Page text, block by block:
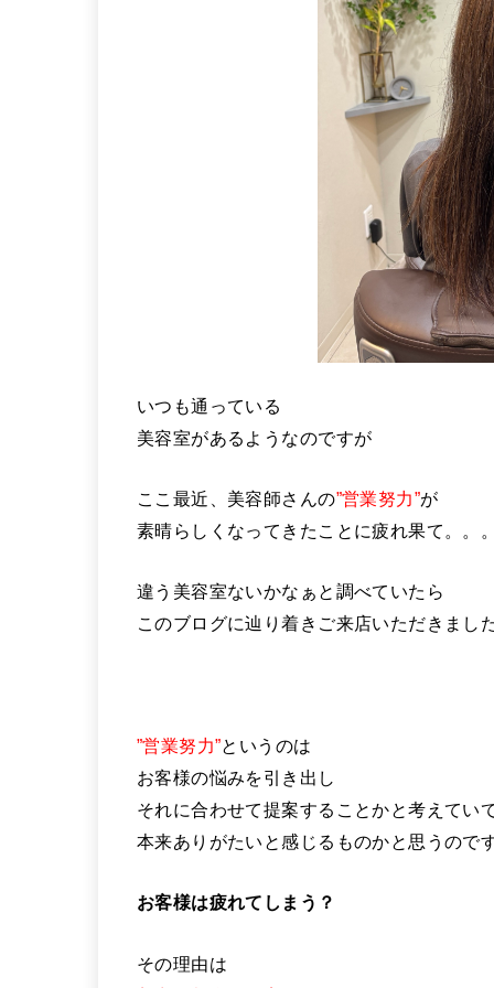
いつも通っている
美容室があるようなのですが
ここ最近、美容師さんの”営業努力”が
素晴らしくなってきたことに疲れ果て。。
違う美容室ないかなぁと調べていたら
このブログに辿り着きご来店いただきまし
”営業努力”というのは
お客様の悩みを引き出し
それに合わせて提案することかと考えてい
本来ありがたいと感じるものかと思うので
お客様は疲れてしまう？
その理由は